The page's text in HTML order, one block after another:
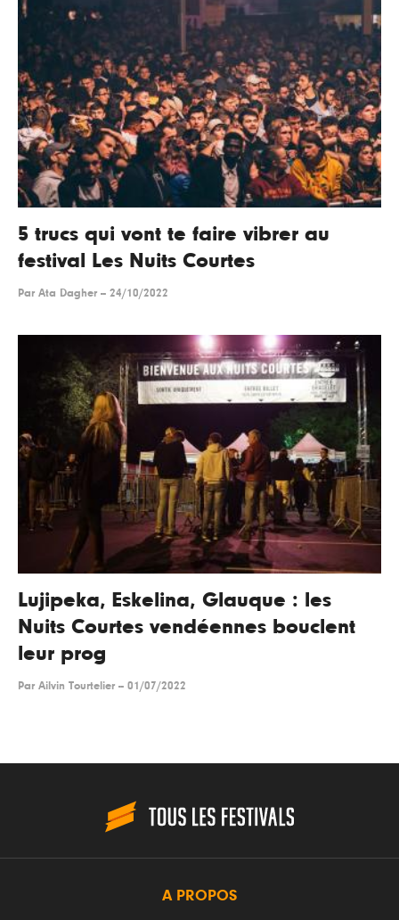
5 trucs qui vont te faire vibrer au
festival Les Nuits Courtes
Par Ata Dagher -- 24/10/2022
Lujipeka, Eskelina, Glauque : les
Nuits Courtes vendéennes bouclent
leur prog
Par Ailvin Tourtelier -- 01/07/2022
A PROPOS